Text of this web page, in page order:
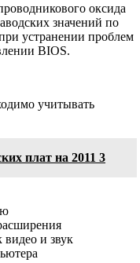
оксида
значений по
устранении проблем
BIOS.
учитывать
плат на 2011 3
и звук